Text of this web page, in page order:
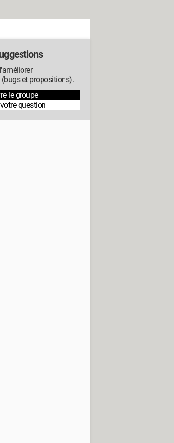
et propositions).
le groupe
question